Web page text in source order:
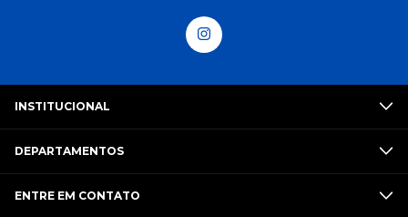
INSTITUCIONAL
DEPARTAMENTOS
ENTRE EM CONTATO